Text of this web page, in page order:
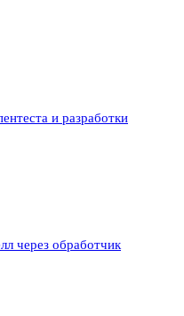
и разработки
через обработчик